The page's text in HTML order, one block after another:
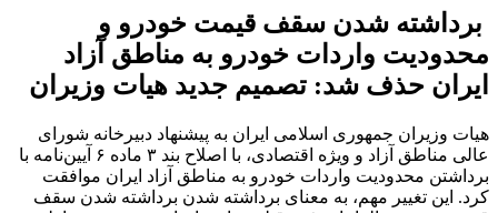
برداشته شدن سقف قیمت خودرو و
محدودیت واردات خودرو به مناطق آزاد
ایران حذف شد: تصمیم جدید هیات وزیران
هیات وزیران جمهوری اسلامی ایران به پیشنهاد دبیرخانه شورای
عالی مناطق آزاد و ویژه اقتصادی، با اصلاح بند ۳ ماده ۶ آیین‌نامه با
برداشتن محدودیت واردات خودرو به مناطق آزاد ایران موافقت
کرد. این تغییر مهم، به معنای برداشته شدن برداشته شدن سقف